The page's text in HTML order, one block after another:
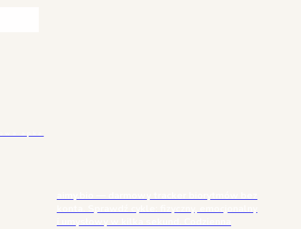
aimy.bio — darmowy tracker biorytmów bez
konta. Sprawdź cykle: fizyczny, emocjonalny
i umysłowy w kilka sekund. Codzienna